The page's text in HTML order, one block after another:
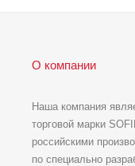
О компании
Наша компания
торговой марки
российскими
по специально